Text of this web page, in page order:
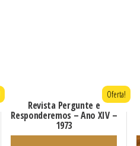
Revista Pergunte e
Responderemos – Ano XIV –
1973
Oferta!